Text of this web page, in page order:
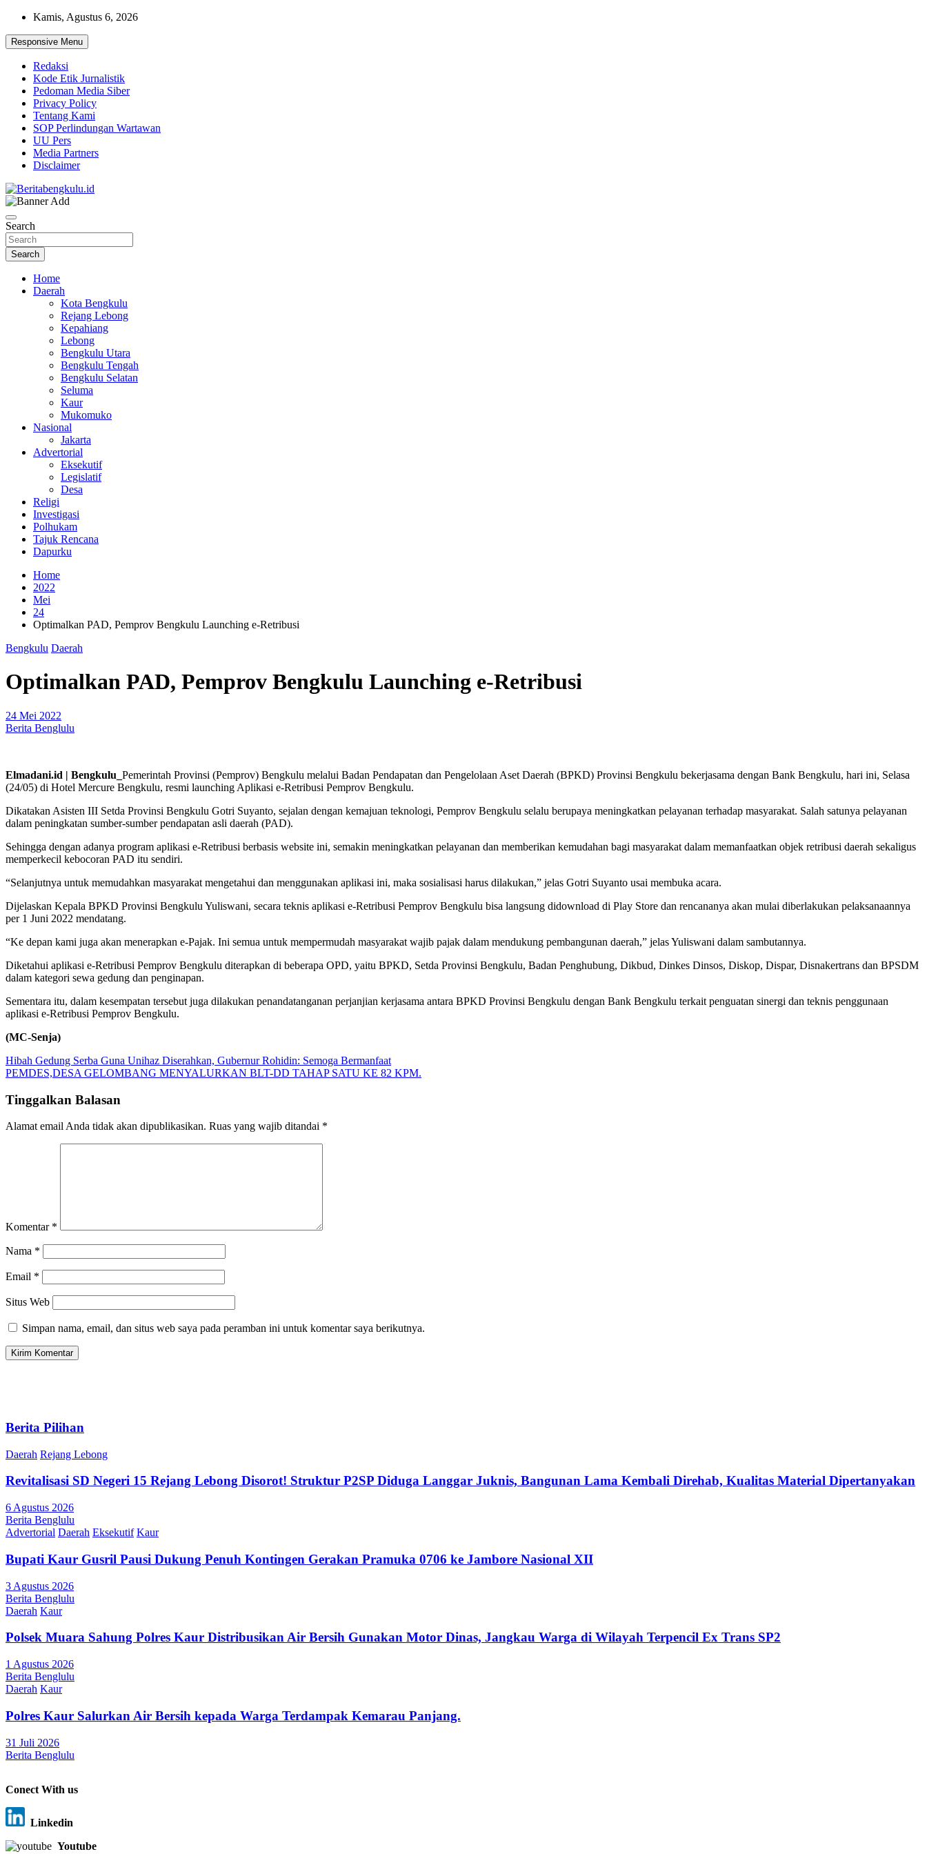
Skip
content
Kamis, Agustus 6, 2026
Responsive Menu
Redaksi
Kode Etik Jurnalistik
Pedoman Media Siber
Privacy Policy
Tentang Kami
SOP Perlindungan Wartawan
UU Pers
Media Partners
Disclaimer
Beritabengkulu.id
Search
Search
Home
Daerah
Kota Bengkulu
Rejang Lebong
Kepahiang
Lebong
Bengkulu Utara
Bengkulu Tengah
Bengkulu Selatan
Seluma
Kaur
Mukomuko
Nasional
Jakarta
Advertorial
Eksekutif
Legislatif
Desa
Religi
Investigasi
Polhukam
Tajuk Rencana
Dapurku
Home
2022
Mei
24
Optimalkan PAD, Pemprov Bengkulu Launching e-Retribusi
Bengkulu Daerah
Optimalkan PAD, Pemprov Bengkulu Launching e-Retribusi
24 Mei 2022
Berita Benglulu
Elmadani.id | Bengkulu_ Pemerintah Provinsi (Pemprov) Bengkulu melalui Badan Pendapatan dan Pengelolaan Aset Daerah (BPKD) Provinsi Bengkulu bekerjasama dengan Bank Bengkulu, hari ini, Selasa
(24/05) di Hotel Mercure Bengkulu, resmi launching Aplikasi e-Retribusi Pemprov Bengkulu.
Dikatakan Asisten III Setda Provinsi Bengkulu Gotri Suyanto, sejalan dengan kemajuan teknologi, Pemprov Bengkulu selalu berupaya meningkatkan pelayanan terhadap masyarakat. Salah satunya pelayanan
dalam peningkatan sumber-sumber pendapatan asli daerah (PAD).
Sehingga dengan adanya program aplikasi e-Retribusi berbasis website ini, semakin meningkatkan pelayanan dan memberikan kemudahan bagi masyarakat dalam memanfaatkan objek retribusi daerah sekaligus
memperkecil kebocoran PAD itu sendiri.
“Selanjutnya untuk memudahkan masyarakat mengetahui dan menggunakan aplikasi ini, maka sosialisasi harus dilakukan,” jelas Gotri Suyanto usai membuka acara.
Dijelaskan Kepala BPKD Provinsi Bengkulu Yuliswani, secara teknis aplikasi e-Retribusi Pemprov Bengkulu bisa langsung didownload di Play Store dan rencananya akan mulai diberlakukan pelaksanaannya
per 1 Juni 2022 mendatang.
“Ke depan kami juga akan menerapkan e-Pajak. Ini semua untuk mempermudah masyarakat wajib pajak dalam mendukung pembangunan daerah,” jelas Yuliswani dalam sambutannya.
Diketahui aplikasi e-Retribusi Pemprov Bengkulu diterapkan di beberapa OPD, yaitu BPKD, Setda Provinsi Bengkulu, Badan Penghubung, Dikbud, Dinkes Dinsos, Diskop, Dispar, Disnakertrans dan BPSDM
dalam kategori sewa gedung dan penginapan.
Sementara itu, dalam kesempatan tersebut juga dilakukan penandatanganan perjanjian kerjasama antara BPKD Provinsi Bengkulu dengan Bank Bengkulu terkait penguatan sinergi dan teknis penggunaan
aplikasi e-Retribusi Pemprov Bengkulu.
(MC-Senja)
Navigasi
pos
Hibah Gedung Serba Guna Unihaz Diserahkan, Gubernur Rohidin: Semoga Bermanfaat
PEMDES,DESA GELOMBANG MENYALURKAN BLT-DD TAHAP SATU KE 82 KPM.
Tinggalkan Balasan
Alamat email Anda tidak akan dipublikasikan. Ruas yang wajib ditandai *
Komentar *
Nama *
Email *
Situs Web
Simpan nama, email, dan situs web saya pada peramban ini untuk komentar saya berikutnya.
Berita Pilihan
Daerah Rejang Lebong
Revitalisasi SD Negeri 15 Rejang Lebong Disorot! Struktur P2SP Diduga Langgar Juknis, Bangunan Lama Kembali Direhab, Kualitas Material Dipertanyakan
6 Agustus 2026
Berita Benglulu
Advertorial Daerah Eksekutif Kaur
Bupati Kaur Gusril Pausi Dukung Penuh Kontingen Gerakan Pramuka 0706 ke Jambore Nasional XII
3 Agustus 2026
Berita Benglulu
Daerah Kaur
Polsek Muara Sahung Polres Kaur Distribusikan Air Bersih Gunakan Motor Dinas, Jangkau Warga di Wilayah Terpencil Ex Trans SP2
1 Agustus 2026
Berita Benglulu
Daerah Kaur
Polres Kaur Salurkan Air Bersih kepada Warga Terdampak Kemarau Panjang.
31 Juli 2026
Berita Benglulu
Conect With us
Linkedin
Youtube